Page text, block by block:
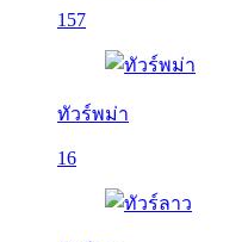
157
ทัวร์พม่า
16